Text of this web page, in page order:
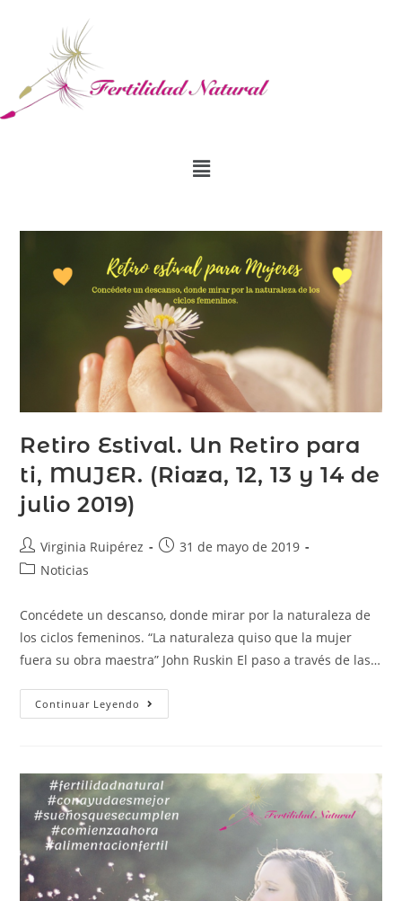
Retiro Estival. Un Retiro para
ti, MUJER. (Riaza, 12, 13 y 14 de
julio 2019)
Virginia Ruipérez
31 de mayo de 2019
Noticias
Concédete un descanso, donde mirar por la naturaleza de
los ciclos femeninos. “La naturaleza quiso que la mujer
fuera su obra maestra” John Ruskin El paso a través de las…
Continuar Leyendo